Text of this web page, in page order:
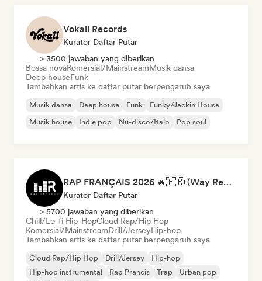
Vokall Records
Kurator Daftar Putar
> 3500 jawaban yang diberikan
Bossa novaKomersial/MainstreamMusik dansa
Deep houseFunk
Tambahkan artis ke daftar putar berpengaruh saya
Musik dansa Deep house Funk
Funky/Jackin House
Musik house
Indie pop Nu-disco/Italo Pop soul
RAP FRANÇAIS 2026 🔥🇫🇷 (Way Records)
Kurator Daftar Putar
> 5700 jawaban yang diberikan
Chill/Lo-fi Hip-HopCloud Rap/Hip Hop
Komersial/MainstreamDrill/JerseyHip-hop
Tambahkan artis ke daftar putar berpengaruh saya
Cloud Rap/Hip Hop Drill/Jersey
Hip-hop
Hip-hop instrumental
Rap Prancis Trap
Urban pop